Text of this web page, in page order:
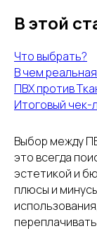
В этой
Что выбрать?
В чем
ПВХ против
Итоговый чек-
Выбор между
это всегда
эстетикой и
плюсы и